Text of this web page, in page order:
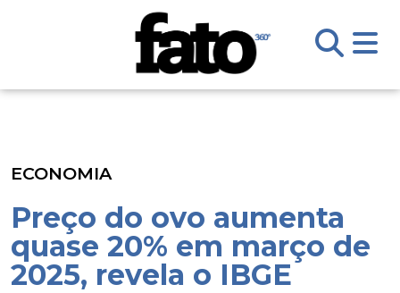
ECONOMIA
Preço do ovo aumenta
quase 20% em março de
2025, revela o IBGE